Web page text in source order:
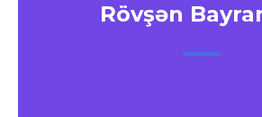
Rövşən